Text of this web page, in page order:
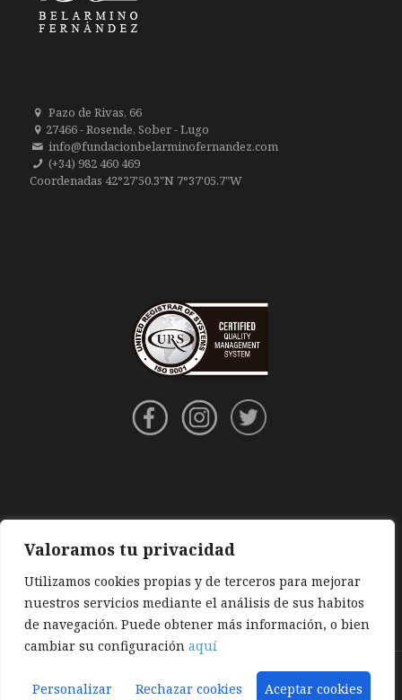
Valoramos tu privacidad
Utilizamos cookies propias y de terceros para mejorar
nuestros servicios mediante el análisis de sus habitos
de navegación. Puede obtener más información, o bien
cambiar su configuración aquí
Personalizar Rechazar cookies Aceptar cookies
Pazo de Rivas, 66
27466 - Rosende, Sober - Lugo
info@fundacionbelarminofernandez.com
(+34) 982 460 469
Coordenadas 42°27'50.3"N 7°37'05.7"W
Aviso legal| Política de privacidad| Política de cookies